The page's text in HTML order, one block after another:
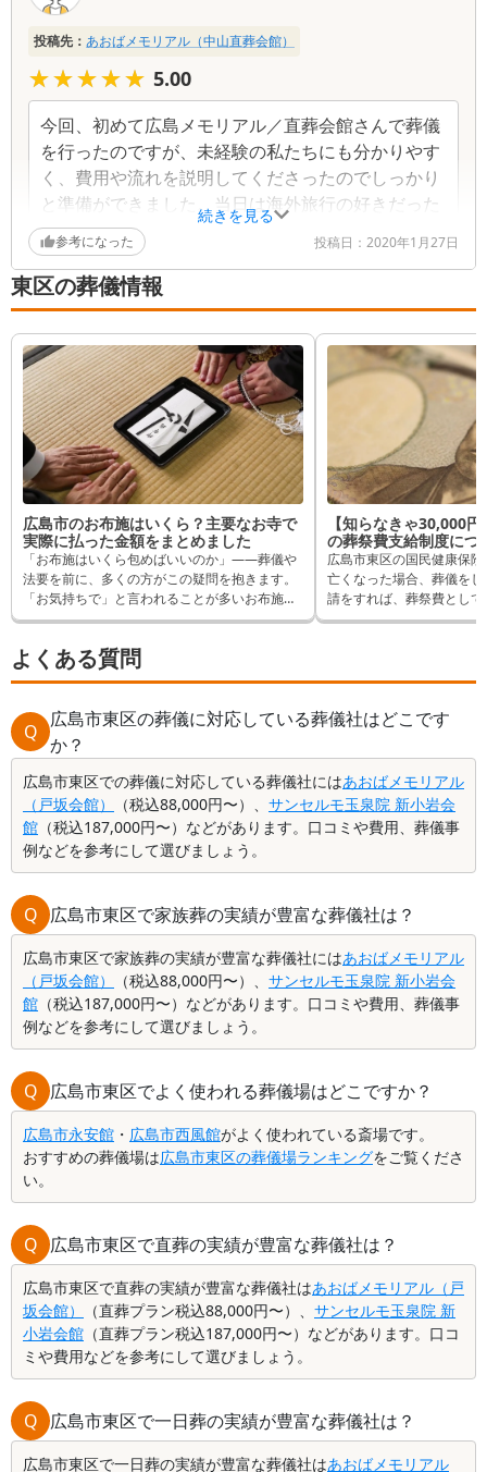
続きを見る
投稿先： あおばメモリアル（中山直葬会館）
★★★★★
★★★★★ 5.00
今回、初めて広島メモリアル／直葬会館さんで葬儀
を行ったのですが、未経験の私たちにも分かりやす
く、費用や流れを説明してくださったのでしっかり
と準備ができました。当日は海外旅行の好きだった
父の事を本当に大切に考えて、思い出の品を飾って
くださいました。おかげで参列してくださった親族
からも「いい葬儀だったね」といわれました。あり
がとうございました
参考になった 投稿日： 2020年1月27日
東区の葬儀情報
広島市のお布施はいくら？主要なお寺で
実際に払った金額をまとめました
「お布施はいくら包めばいいのか」——葬儀や
法要を前に、多くの方がこの疑問を抱きます。
「お気持ちで」と言われることが多いお布施で
すが、実際にはいくら包んでいる方が多いの
内でお布施を納めたことがある方へ「葬儀の口
コミ」のアンケートをもとに、お寺ごとに実際
やご法要などでお布施を支払われる際の参考と
して、お役立てください。
【知らなきゃ30,000
の葬祭費支給制度につ
広島市東区の国民健康保
亡くなった場合、葬儀を
請をすれば、葬祭費とし
とができます。 逆に申請
事では申請方法など詳し
よくある質問
Q
広島市東区の葬儀に対応している葬儀社はどこです
か？
広島市東区での葬儀に対応している葬儀社にはあおばメモリアル
（戸坂会館）
（税込88,000円〜）、 サンセルモ玉泉院 新小岩会
館 （税込187,000円〜）などがあります。口コミや費用、葬儀事
例などを参考にして選びましょう。
Q 広島市東区で家族葬の実績が豊富な葬儀社は？
広島市東区で家族葬の実績が豊富な葬儀社にはあおばメモリアル
（戸坂会館）
（税込88,000円〜）、 サンセルモ玉泉院 新小岩会
館 （税込187,000円〜）などがあります。口コミや費用、葬儀事
例などを参考にして選びましょう。
Q 広島市東区でよく使われる葬儀場はどこですか？
広島市永安館 ・ 広島市西風館がよく使われている斎場です。
おすすめの葬儀場は広島市東区の葬儀場ランキングをご覧くださ
い。
Q 広島市東区で直葬の実績が豊富な葬儀社は？
広島市東区で直葬の実績が豊富な葬儀社はあおばメモリアル（戸
坂会館）
（直葬プラン税込88,000円〜）、 サンセルモ玉泉院 新
小岩会館 （直葬プラン税込187,000円〜）などがあります。口コ
ミや費用などを参考にして選びましょう。
Q 広島市東区で一日葬の実績が豊富な葬儀社は？
広島市東区で一日葬の実績が豊富な葬儀社はあおばメモリアル